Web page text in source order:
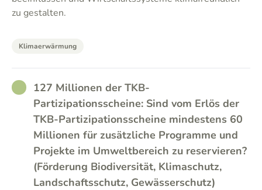
zu gestalten.
Klimaerwärmung
RATHER_GOOD
127 Millionen der TKB-
Partizipationsscheine: Sind vom Erlös der
TKB-Partizipationsscheine mindestens 60
Millionen für zusätzliche Programme und
Projekte im Umweltbereich zu reservieren?
(Förderung Biodiversität, Klimaschutz,
Landschaftsschutz, Gewässerschutz)